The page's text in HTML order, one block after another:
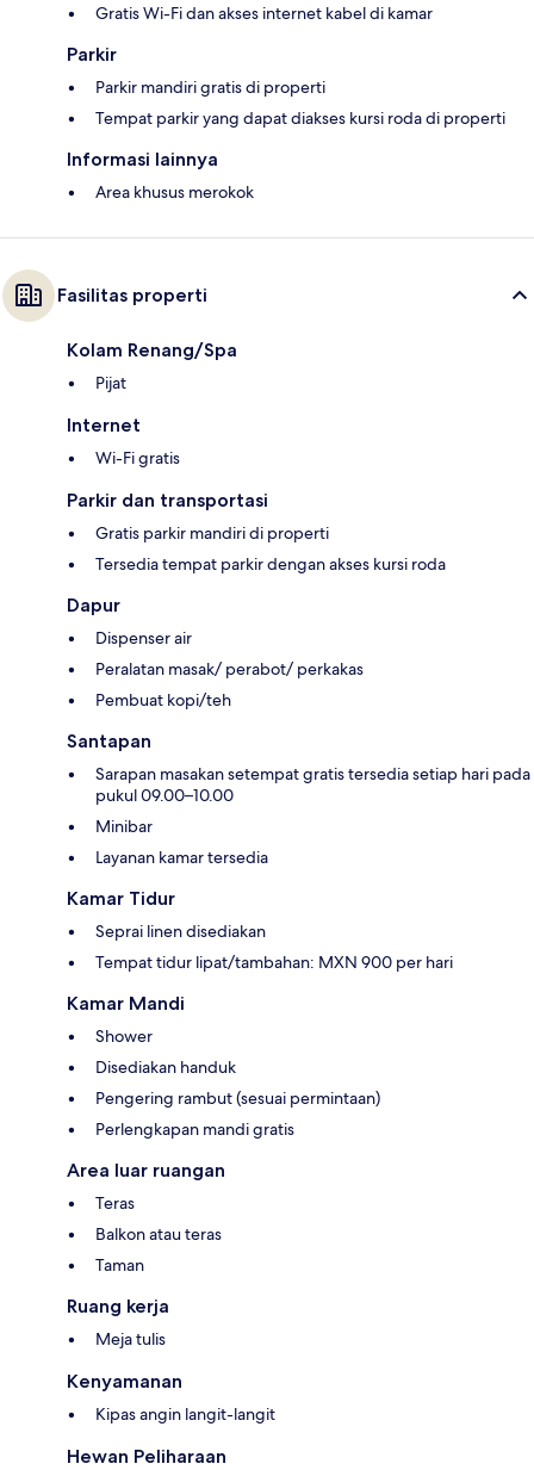
Gratis Wi-Fi dan akses internet kabel di kamar
Parkir
Parkir mandiri gratis di properti
Tempat parkir yang dapat diakses kursi roda di properti
Informasi lainnya
Area khusus merokok
Fasilitas properti
Kolam Renang/Spa
Pijat
Internet
Wi-Fi gratis
Parkir dan transportasi
Gratis parkir mandiri di properti
Tersedia tempat parkir dengan akses kursi roda
Dapur
Dispenser air
Peralatan masak/ perabot/ perkakas
Pembuat kopi/teh
Santapan
Sarapan masakan setempat gratis tersedia setiap hari pada
pukul 09.00–10.00
Minibar
Layanan kamar tersedia
Kamar Tidur
Seprai linen disediakan
Tempat tidur lipat/tambahan: MXN 900 per hari
Kamar Mandi
Shower
Disediakan handuk
Pengering rambut (sesuai permintaan)
Perlengkapan mandi gratis
Area luar ruangan
Teras
Balkon atau teras
Taman
Ruang kerja
Meja tulis
Kenyamanan
Kipas angin langit-langit
Hewan Peliharaan